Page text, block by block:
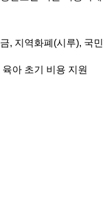
, 지역화폐(시루), 국
아 초기 비용 지원